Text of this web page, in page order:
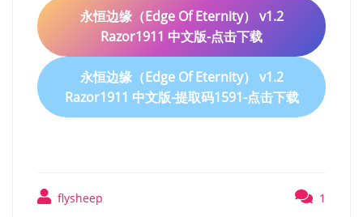
永恒边缘（Edge Of Eternity） v1.2
Razor1911 中文版-点击下载
永恒边缘（Edge Of Eternity） v1.2
Razor1911 中文版-提取码1591-点击下载
flysheep 1